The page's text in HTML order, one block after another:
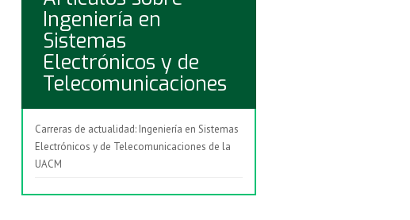
Ingeniería en
Sistemas
Electrónicos y de
Telecomunicaciones
Carreras de actualidad: Ingeniería en Sistemas
Electrónicos y de Telecomunicaciones de la
UACM